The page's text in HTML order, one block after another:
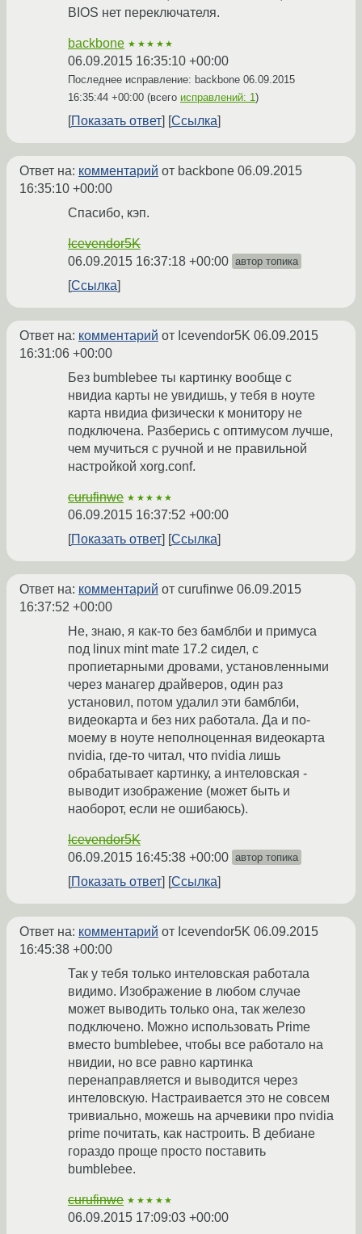
BIOS нет переключателя.
backbone ★★★★★
06.09.2015 16:35:10 +00:00
Последнее исправление: backbone 06.09.2015
16:35:44 +00:00 (всего исправлений: 1)
Показать ответ Ссылка
Ответ на: комментарий от backbone 06.09.2015
16:35:10 +00:00
Спасибо, кэп.
Icevendor5K
06.09.2015 16:37:18 +00:00 автор топика
Ссылка
Ответ на: комментарий от Icevendor5K 06.09.2015
16:31:06 +00:00
Без bumblebee ты картинку вообще с
нвидиа карты не увидишь, у тебя в ноуте
карта нвидиа физически к монитору не
подключена. Разберись с оптимусом лучше,
чем мучиться с ручной и не правильной
настройкой xorg.conf.
curufinwe ★★★★★
06.09.2015 16:37:52 +00:00
Показать ответ
Ссылка
Ответ на: комментарий от curufinwe 06.09.2015
16:37:52 +00:00
Не, знаю, я как-то без бамблби и примуса
под linux mint mate 17.2 сидел, с
пропиетарными дровами, установленными
через манагер драйверов, один раз
установил, потом удалил эти бамблби,
видеокарта и без них работала. Да и по-
моему в ноуте неполноценная видеокарта
nvidia, где-то читал, что nvidia лишь
обрабатывает картинку, а интеловская -
выводит изображение (может быть и
наоборот, если не ошибаюсь).
Icevendor5K
06.09.2015 16:45:38 +00:00 автор топика
Показать ответ Ссылка
Ответ на: комментарий от Icevendor5K 06.09.2015
16:45:38 +00:00
Так у тебя только интеловская работала
видимо. Изображение в любом случае
может выводить только она, так железо
подключено. Можно использовать Prime
вместо bumblebee, чтобы все работало на
нвидии, но все равно картинка
перенаправляется и выводится через
интеловскую. Настраивается это не совсем
тривиально, можешь на арчевики про nvidia
prime почитать, как настроить. В дебиане
гораздо проще просто поставить
bumblebee.
curufinwe ★★★★★
06.09.2015 17:09:03 +00:00